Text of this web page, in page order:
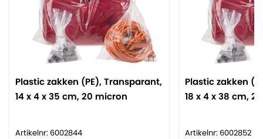
Plastic zakken (PE), Transparant,
14 x 4 x 35 cm, 20 micron
Artikelnr: 6002844
Plastic zakken
18 x 4 x 38 cm,
Artikelnr: 6002852